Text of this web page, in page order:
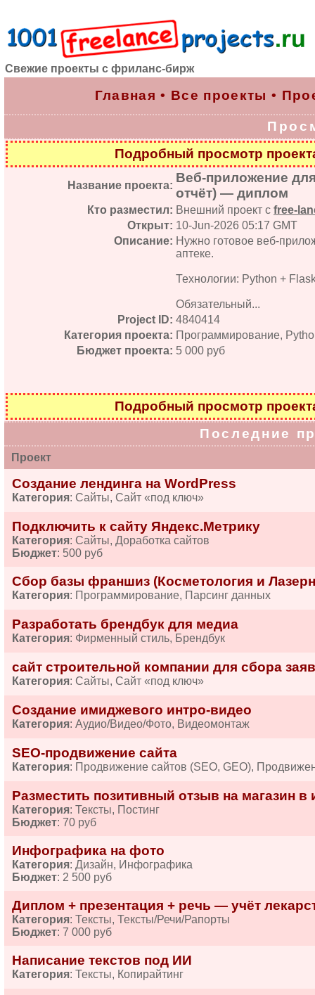
Свежие проекты с фриланс-бирж
Главная • Все проекты •
Подробный просмотр
Название проекта:
Веб-приложение
отчёт) — диплом
Кто разместил: Внешний проект с free-
Открыт: 10-Jun-2026 05:17 GMT
Описание: Нужно готовое веб-
аптеке.
Технологии: Python +
Обязательный...
Project ID: 4840414
Категория проекта: Программирование,
Бюджет проекта: 5 000 руб
Подробный просмотр
Последние
Проект
Создание лендинга на WordPress
Категория: Сайты, Сайт «под ключ»
Подключить к сайту Яндекс.Метрику
Категория: Сайты, Доработка сайтов
Бюджет: 500 руб
Сбор базы франшиз (Косметология и
Категория: Программирование, Парсинг данных
Разработать брендбук для медиа
Категория: Фирменный стиль, Брендбук
сайт строительной компании для сбора
Категория: Сайты, Сайт «под ключ»
Создание имиджевого интро-видео
Категория: Аудио/Видео/Фото, Видеомонтаж
SEO-продвижение сайта
Категория: Продвижение сайтов (SEO, GEO),
Разместить позитивный отзыв на магазин в
Категория: Тексты, Постинг
Бюджет: 70 руб
Инфографика на фото
Категория: Дизайн, Инфографика
Бюджет: 2 500 руб
Диплом + презентация + речь — учёт
Категория: Тексты, Тексты/Речи/Рапорты
Бюджет: 7 000 руб
Написание текстов под ИИ
Категория: Тексты, Копирайтинг